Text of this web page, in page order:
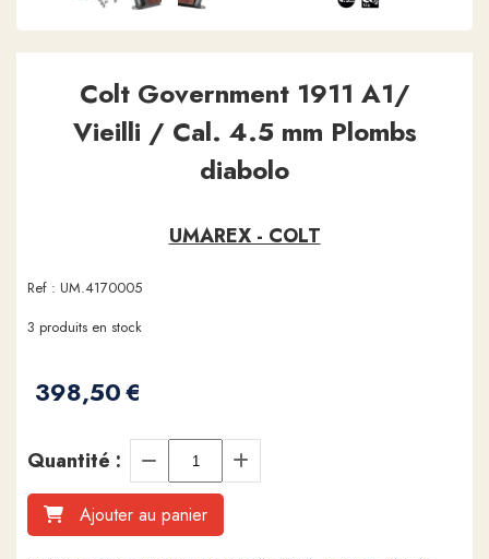
Colt Government 1911 A1/
Vieilli / Cal. 4.5 mm Plombs
diabolo
UMAREX - COLT
Ref : UM.4170005
398,50€
3 produits en stock
Quantité :
Ajouter au panier